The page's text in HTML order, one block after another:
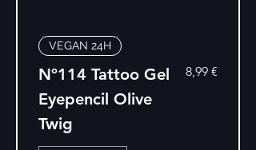
VEGAN 24H
Nº114 Tattoo Gel
Eyepencil Olive
Twig
Precio
8,99 €